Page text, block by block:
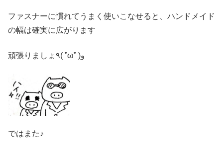
ファスナーに慣れてうまく使いこなせると、ハンドメイド
の幅は確実に広がります
頑張りましょ٩( ”ω” )و
ではまた♪